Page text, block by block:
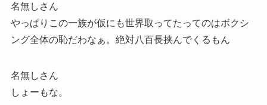
名無しさん
やっぱりこの一族が仮にも世界取ってたってのはボクシ
ング全体の恥だわなぁ。絶対八百長挟んでくるもん
名無しさん
しょーもな。